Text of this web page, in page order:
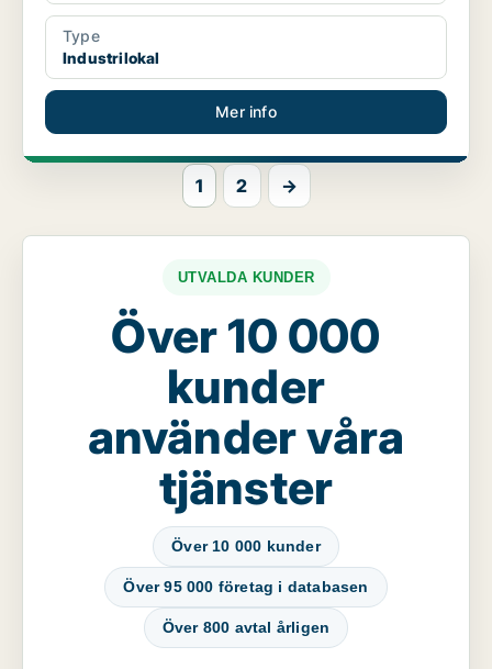
Type
Industrilokal
Mer info
1 2 →
UTVALDA KUNDER
Över 10 000
kunder
använder våra
tjänster
Över 10 000 kunder
Över 95 000 företag i databasen
Över 800 avtal årligen